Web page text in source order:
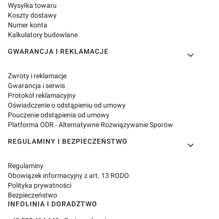
Wysyłka towaru
Koszty dostawy
Numer konta
Kalkulatory budowlane
GWARANCJA I REKLAMACJE
Zwroty i reklamacje
Gwarancja i serwis
Protokół reklamacyjny
Oświadczenie o odstąpieniu od umowy
Pouczenie odstąpienia od umowy
Platforma ODR - Alternatywne Rozwiązywanie Sporów
REGULAMINY I BEZPIECZEŃSTWO
Regulaminy
Obowiązek informacyjny z art. 13 RODO
Polityka prywatności
Bezpieczeństwo
INFOLINIA I DORADZTWO